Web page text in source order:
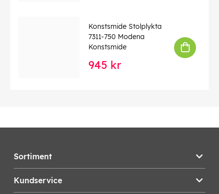
Konstsmide Stolplykta
7311-750 Modena
Konstsmide
945 kr
Sortiment
Kundservice